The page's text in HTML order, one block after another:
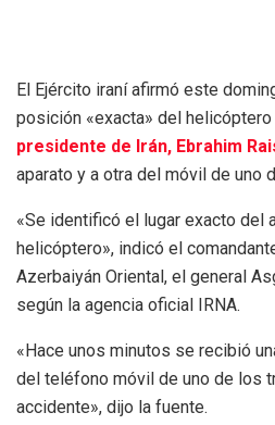
El Ejército iraní afirmó este
posición «exacta» del
presidente de Irán, Ebrahim
aparato y a otra del móvil de uno
«Se identificó el lugar exacto del
helicóptero», indicó el
Azerbaiyán Oriental, el general
según la agencia oficial IRNA.
«Hace unos minutos se recibió
del teléfono móvil de uno de los
accidente», dijo la fuente.